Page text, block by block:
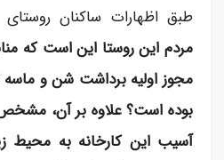
طبق اظهارات ساکنان روستای
مردم این روستا این است که
مجوز اولیه برداشت شن و ماسه
بوده است؟ علاوه بر آن،
آسیب این کارخانه به محیط